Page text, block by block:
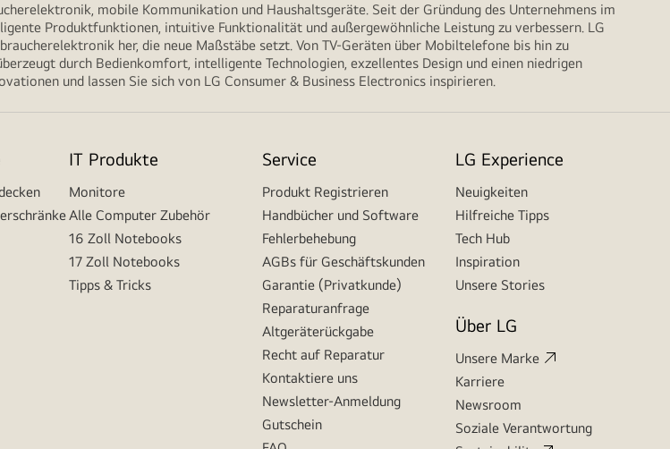
mobile Kommunikation und Haushaltsgeräte. Seit der Gründung des Unternehmens im
Produktfunktionen, intuitive Funktionalität und außergewöhnliche Leistung zu verbessern. LG
her, die neue Maßstäbe setzt. Von TV-Geräten über Mobiltelefone bis hin zu
durch Bedienkomfort, intelligente Technologien, exzellentes Design und einen niedrigen
und lassen Sie sich von LG Consumer & Business Electronics inspirieren.
IT Produkte
Monitore
Alle Computer Zubehör
16 Zoll Notebooks
17 Zoll Notebooks
Tipps & Tricks
Service
Produkt Registrieren
Handbücher und Software
Fehlerbehebung
AGBs für Geschäftskunden
Garantie (Privatkunde)
Reparaturanfrage
Altgeräterückgabe
Recht auf Reparatur
Kontaktiere uns
Newsletter-Anmeldung
Gutschein
LG Experience
Neuigkeiten
Hilfreiche Tipps
Tech Hub
Inspiration
Unsere Stories
Über LG
Unsere Marke
Karriere
Newsroom
Soziale Verantwortung